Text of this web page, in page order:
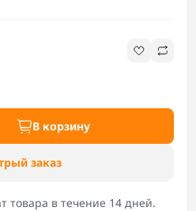
В корзину
заказ
товара в течение 14 дней.